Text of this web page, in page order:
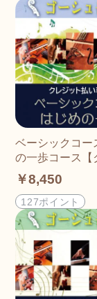
ベーシックコー
の一歩コース【
ト払い専用】 (3
分/回)
￥8,450
127ポイント